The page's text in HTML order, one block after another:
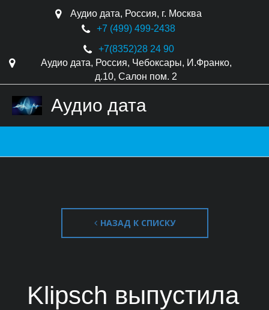
Аудио дата, Россия, г. Москва
+7 (499) 499-2438
+7(8352)28 24 90
Аудио дата, Россия, Чебоксары, И.Франко,
д.10, Салон пом. 2
Аудио дата
НАЗАД К СПИСКУ
Klipsch выпустила